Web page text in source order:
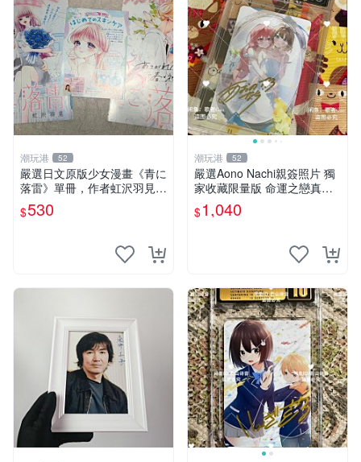
潮玩港 52
嚴選日文原版少女漫畫《青に
落雷》單冊，作者虹沢羽見精
心創作，封面藍玫瑰情侶插畫
唯美動人， STORY 32 及カ
$530
潮玩港 52
嚴選Aono Nachi親簽照片 獨
家收藏限量版 命運之戀真跡
簽名 命運之戀 親簽照 愛的告
白
$1,040